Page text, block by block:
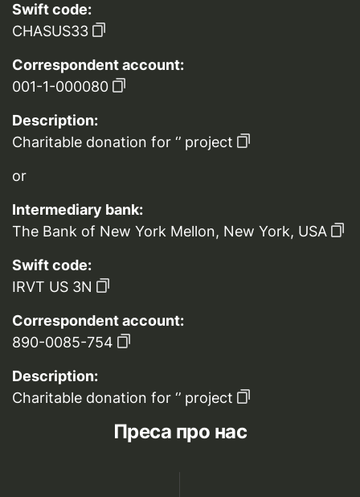
Swift code:
CHASUS33
Correspondent account:
001-1-000080
Description:
Charitable donation for ‘’ project
or
Intermediary bank:
The Bank of New York Mellon, New York, USA
Swift code:
IRVT US 3N
Correspondent account:
890-0085-754
Description:
Charitable donation for ‘’ project
Преса про нас